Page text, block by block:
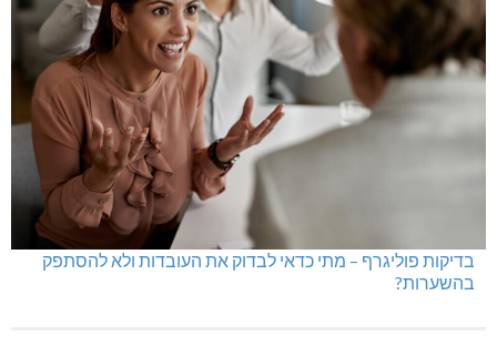
בדיקות פוליגרף – מתי כדאי לבדוק את העובדות ולא להסתפק
בהשערות?